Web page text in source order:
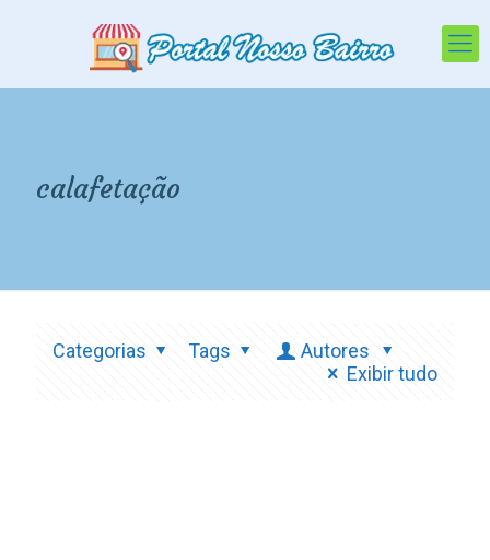
calafetação
Categorias Tags
Autores
Exibir tudo